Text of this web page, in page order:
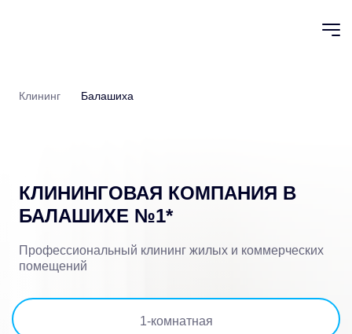
Клининг Балашиха
КЛИНИНГОВАЯ КОМПАНИЯ В
БАЛАШИХЕ №1*
Профессиональный клининг жилых и коммерческих
помещений
1-комнатная